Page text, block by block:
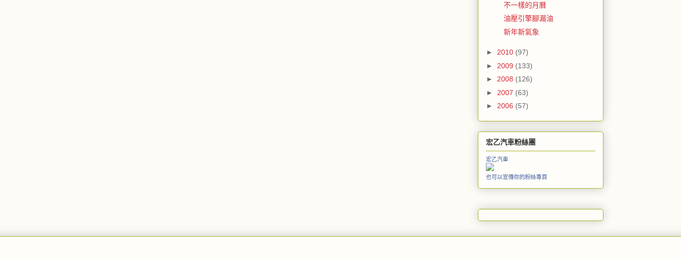
不一樣的月曆
油壓引擎腳漏油
新年新氣象
► 2010 (97)
► 2009 (133)
► 2008 (126)
► 2007 (63)
► 2006 (57)
宏乙汽車粉絲團
宏乙汽車
也可以宣傳你的粉絲專頁